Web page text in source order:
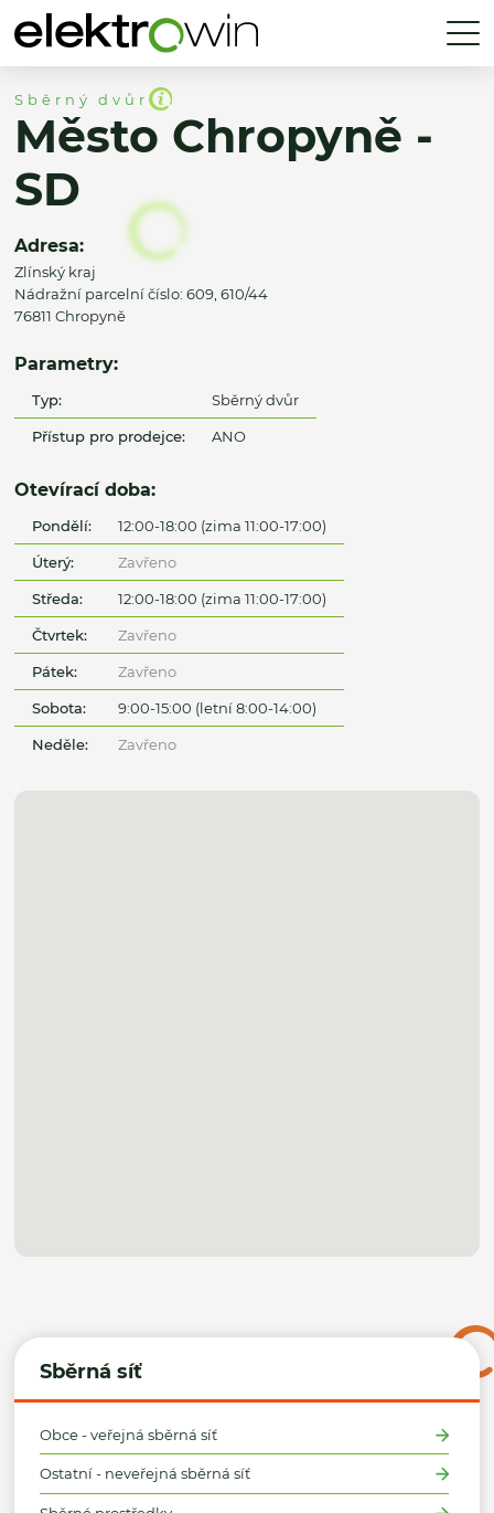
Sběrná síť
Obce - veřejná sběrná síť
Ostatní - neveřejná sběrná síť
Sběrný dvůr
Město Chropyně -
SD
Adresa:
Zlínský kraj
Nádražní parcelní číslo: 609, 610/44
76811 Chropyně
Parametry:
Typ: Sběrný dvůr
Přístup pro prodejce: ANO
Otevírací doba:
Pondělí: 12:00-18:00 (zima 11:00-17:00)
Úterý: Zavřeno
Středa: 12:00-18:00 (zima 11:00-17:00)
Čtvrtek: Zavřeno
Pátek: Zavřeno
Sobota: 9:00-15:00 (letní 8:00-14:00)
Neděle: Zavřeno